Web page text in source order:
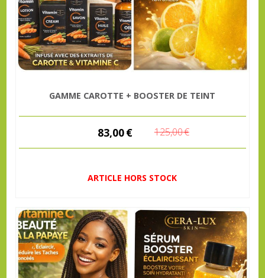
GAMME CAROTTE + BOOSTER DE TEINT
83,00€ 125,00€
ARTICLE HORS STOCK